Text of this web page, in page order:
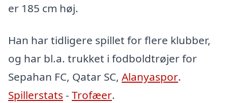
er 185 cm høj.
Han har tidligere spillet for flere klubber,
og har bl.a. trukket i fodboldtrøjer for
Sepahan FC, Qatar SC, Alanyaspor.
Spillerstats - Trofæer.